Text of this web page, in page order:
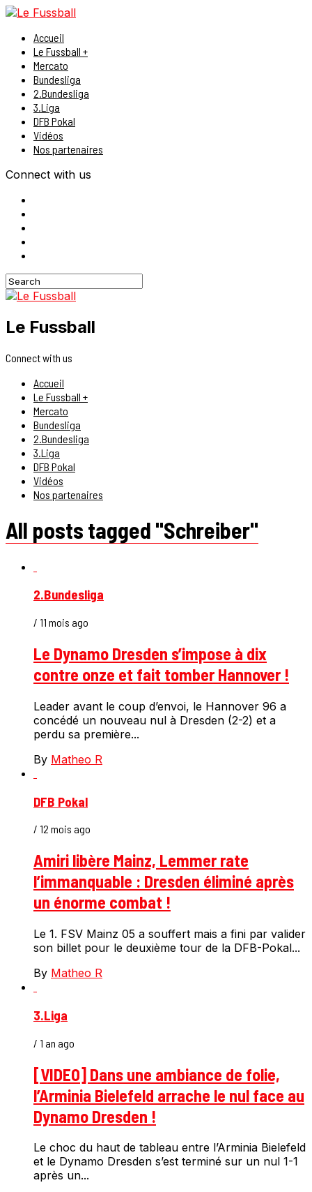
Accueil
Le Fussball +
Mercato
Bundesliga
2.Bundesliga
3.Liga
DFB Pokal
Vidéos
Nos partenaires
Connect with us
Le Fussball
Connect with us
Accueil
Le Fussball +
Mercato
Bundesliga
2.Bundesliga
3.Liga
DFB Pokal
Vidéos
Nos partenaires
All posts tagged "Schreiber"
2.Bundesliga
/ 11 mois ago
Le Dynamo Dresden s’impose à dix
contre onze et fait tomber Hannover !
Leader avant le coup d’envoi, le Hannover 96 a
concédé un nouveau nul à Dresden (2-2) et a
perdu sa première...
By Matheo R
DFB Pokal
/ 12 mois ago
Amiri libère Mainz, Lemmer rate
l’immanquable : Dresden éliminé après
un énorme combat !
Le 1. FSV Mainz 05 a souffert mais a fini par valider
son billet pour le deuxième tour de la DFB-Pokal...
By Matheo R
3.Liga
/ 1 an ago
[VIDEO] Dans une ambiance de folie,
l’Arminia Bielefeld arrache le nul face au
Dynamo Dresden !
Le choc du haut de tableau entre l’Arminia Bielefeld
et le Dynamo Dresden s’est terminé sur un nul 1-1
après un...